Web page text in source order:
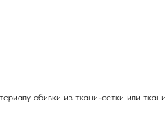
обивки из ткани-сетки или